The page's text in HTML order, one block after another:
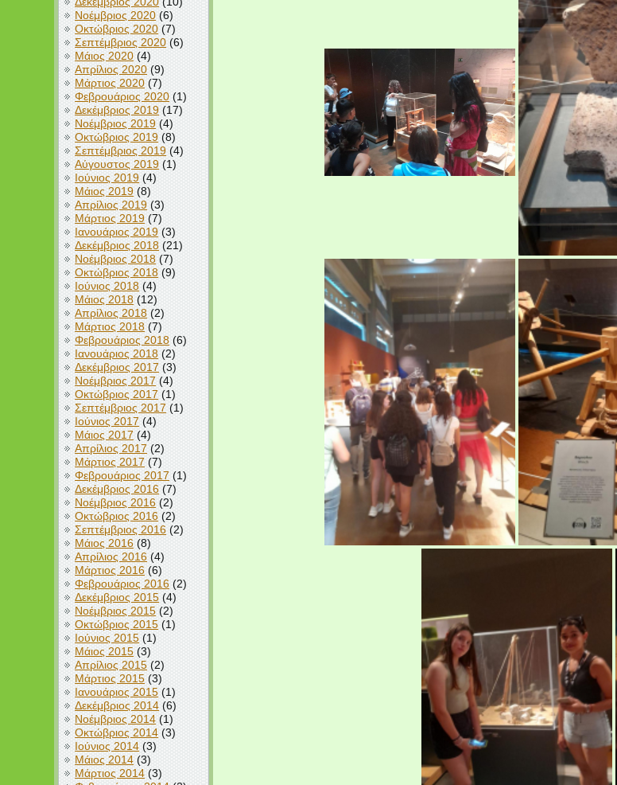
Νοέμβριος 2020 (6)
Οκτώβριος 2020 (7)
Σεπτέμβριος 2020 (6)
Μάιος 2020 (4)
Απρίλιος 2020 (9)
Μάρτιος 2020 (7)
Φεβρουάριος 2020 (1)
Δεκέμβριος 2019 (17)
Νοέμβριος 2019 (4)
Οκτώβριος 2019 (8)
Σεπτέμβριος 2019 (4)
Αύγουστος 2019 (1)
Ιούνιος 2019 (4)
Μάιος 2019 (8)
Απρίλιος 2019 (3)
Μάρτιος 2019 (7)
Ιανουάριος 2019 (3)
Δεκέμβριος 2018 (21)
Νοέμβριος 2018 (7)
Οκτώβριος 2018 (9)
Ιούνιος 2018 (4)
Μάιος 2018 (12)
Απρίλιος 2018 (2)
Μάρτιος 2018 (7)
Φεβρουάριος 2018 (6)
Ιανουάριος 2018 (2)
Δεκέμβριος 2017 (3)
Νοέμβριος 2017 (4)
Οκτώβριος 2017 (1)
Σεπτέμβριος 2017 (1)
Ιούνιος 2017 (4)
Μάιος 2017 (4)
Απρίλιος 2017 (2)
Μάρτιος 2017 (7)
Φεβρουάριος 2017 (1)
Δεκέμβριος 2016 (7)
Νοέμβριος 2016 (2)
Οκτώβριος 2016 (2)
Σεπτέμβριος 2016 (2)
Μάιος 2016 (8)
Απρίλιος 2016 (4)
Μάρτιος 2016 (6)
Φεβρουάριος 2016 (2)
Δεκέμβριος 2015 (4)
Νοέμβριος 2015 (2)
Οκτώβριος 2015 (1)
Ιούνιος 2015 (1)
Μάιος 2015 (3)
Απρίλιος 2015 (2)
Μάρτιος 2015 (3)
Ιανουάριος 2015 (1)
Δεκέμβριος 2014 (6)
Νοέμβριος 2014 (1)
Οκτώβριος 2014 (3)
Ιούνιος 2014 (3)
Μάιος 2014 (3)
Μάρτιος 2014 (3)